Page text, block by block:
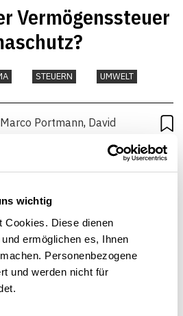
wichtig
Cookies. Diese dienen
ermöglichen es, Ihnen
Personenbezogene
und werden nicht für
Vermögenssteuer
STEUERN UMWELT
Marco Portmann, David